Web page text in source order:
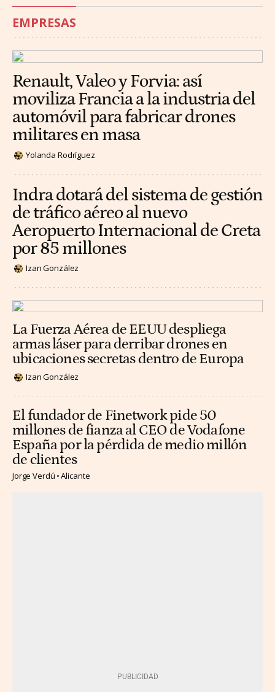
EMPRESAS
Renault, Valeo y Forvia: así
moviliza Francia a la industria del
automóvil para fabricar drones
militares en masa
Yolanda Rodríguez
Indra dotará del sistema de gestión
de tráfico aéreo al nuevo
Aeropuerto Internacional de Creta
por 85 millones
Izan González
La Fuerza Aérea de EEUU despliega
armas láser para derribar drones en
ubicaciones secretas dentro de Europa
Izan González
El fundador de Finetwork pide 50
millones de fianza al CEO de Vodafone
España por la pérdida de medio millón
de clientes
Jorge Verdú Alicante